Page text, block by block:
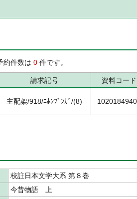
約件数は 0 件です。
請求記号 資料コード
主配架/918/ﾆﾎﾝﾌﾞﾝｶﾞ/(8)
校註日本文学大系 第８巻
今昔物語 上